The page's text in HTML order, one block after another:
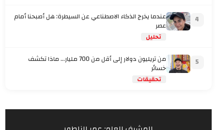
4 عندما يخرج الذكاء الاصطناعي عن السيطرة: هل أصبحنا أمام
عصر
تحليل
5 من تريليون دولار إلى أقل من 700 مليار… ماذا تكشف
خسائر
تحقيقات